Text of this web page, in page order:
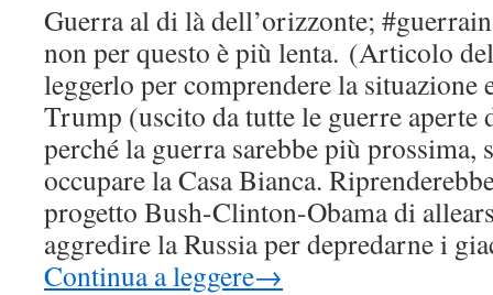
Guerra al di là dell’orizzonte;
non per questo è più lenta. (Articolo
leggerlo per comprendere la situazione
Trump (uscito da tutte le guerre aperte
perché la guerra sarebbe più prossima,
occupare la Casa Bianca.
progetto Bush-Clinton-Obama di
aggredire la Russia per depredarne i
Continua a leggere→